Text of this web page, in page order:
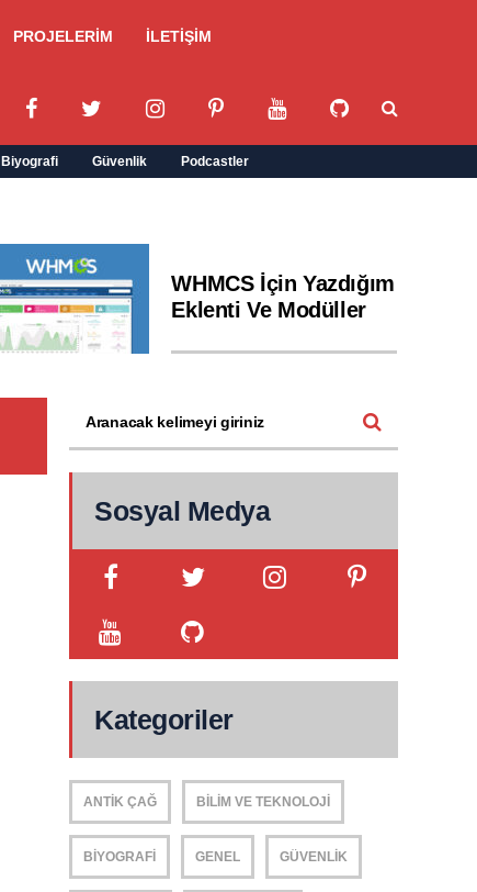
PROJELERİM İLETİŞİM
Biyografi Güvenlik Podcastler
WHMCS İçin Yazdığım
Eklenti Ve Modüller
Sosyal Medya
Kategoriler
ANTIK ÇAĞ BILIM VE TEKNOLOJI
BIYOGRAFI GENEL GÜVENLIK